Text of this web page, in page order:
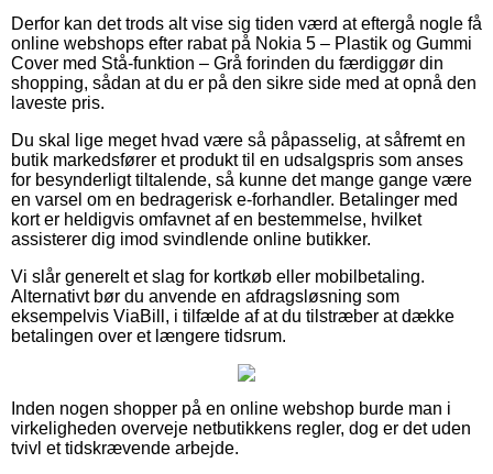
Derfor kan det trods alt vise sig tiden værd at eftergå nogle få
online webshops efter rabat på Nokia 5 – Plastik og Gummi
Cover med Stå-funktion – Grå forinden du færdiggør din
shopping, sådan at du er på den sikre side med at opnå den
laveste pris.
Du skal lige meget hvad være så påpasselig, at såfremt en
butik markedsfører et produkt til en udsalgspris som anses
for besynderligt tiltalende, så kunne det mange gange være
en varsel om en bedragerisk e-forhandler. Betalinger med
kort er heldigvis omfavnet af en bestemmelse, hvilket
assisterer dig imod svindlende online butikker.
Vi slår generelt et slag for kortkøb eller mobilbetaling.
Alternativt bør du anvende en afdragsløsning som
eksempelvis ViaBill, i tilfælde af at du tilstræber at dække
betalingen over et længere tidsrum.
Inden nogen shopper på en online webshop burde man i
virkeligheden overveje netbutikkens regler, dog er det uden
tvivl et tidskrævende arbejde.